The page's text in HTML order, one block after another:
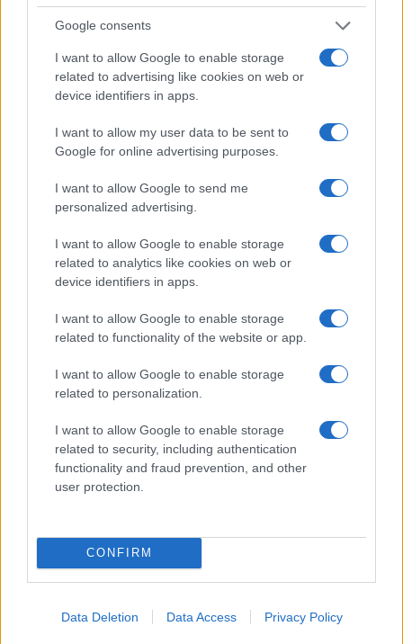
Google consents
I want to allow Google to enable storage
related to advertising like cookies on web or
device identifiers in apps.
I want to allow my user data to be sent to
Google for online advertising purposes.
I want to allow Google to send me
personalized advertising.
I want to allow Google to enable storage
related to analytics like cookies on web or
device identifiers in apps.
I want to allow Google to enable storage
related to functionality of the website or app.
I want to allow Google to enable storage
related to personalization.
I want to allow Google to enable storage
related to security, including authentication
functionality and fraud prevention, and other
user protection.
CONFIRM
Data Deletion Data Access Privacy Policy
meg, mint a tengeralattjáró-géporgona és a tuba-hajókürt.
Art deco tornyok magasában járunk, mire a kapitány
megküzd a polippal, a lány kihúzza az óriásdugót, a víz
lefolyik, és visszatérünk a fiúszoba festményei közé, a
realitásba. Azokat a képeket pedig láttuk már valahol…
Fotók: Sorok Péter / Kultúra.hu
Szinvai Dániel: Álmomban az eső
Korosztály: 12–99 év
GYERMEKIRODALOM KÖNYVAJÁNLÓ KÖNYVRECENZIÓ